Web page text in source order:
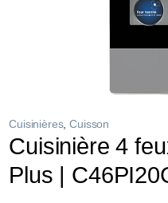
Cuisinières,Cuisson
Cuisinière 4
Plus |